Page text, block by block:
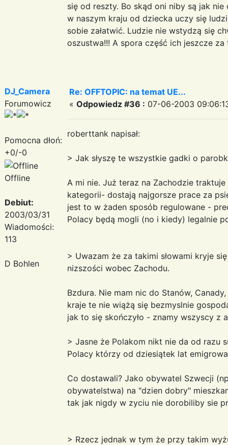
się od reszty. Bo skąd oni niby są jak nie
w naszym kraju od dziecka uczy się
sobie załatwić. Ludzie nie wstydzą się
oszustwa!!! A spora część ich jeszcze
DJ_Camera
Forumowicz
Pomocna dłoń:
+0/-0
Offline
Debiut:
2003/03/31
Wiadomości:
113
D Bohlen
Re: OFFTOPIC: na temat UE...
« Odpowiedz #36 : 07-06-2003
roberttank napisał:
> Jak słyszę te wszystkie gadki o
A mi nie. Już teraz na Zachodzie
kategorii- dostają najgorsze prace za
jest to w żaden sposób regulowane -
Polacy będą mogli (no i kiedy) legalnie
> Uwazam że za takimi słowami kryje
nizszości wobec Zachodu.
Bzdura. Nie mam nic do Stanów,
kraje te nie wiążą się bezmyslnie
jak to się skończyło - znamy wszyscy z
> Jasne że Polakom nikt nie da od razu
Polacy którzy od dziesiątek lat
Co dostawali? Jako obywatel Szwecji
obywatelstwa) na "dzien dobry"
tak jak nigdy w zyciu nie dorobiliby sie
> Rzecz jednak w tym że przy takim